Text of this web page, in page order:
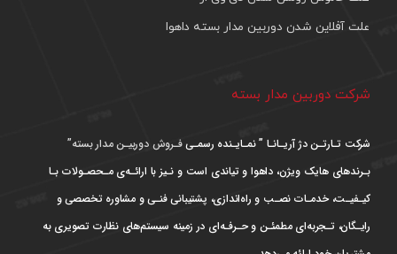
علت آفلاین شدن دوربین مدار بسته داهوا
شرکت دوربین مدار بسته
شرکت تـارتـن دژ آریـانـا ” نمـایـنده رسمـیفـروش دوربیـن مدار بسته”
بـرندهای هایک ویژن، داهوا و تیاندی است و نـیز با ارائـه‌ی مـحصـولات بـا
کیـفیـت، خدمـات نصـب و راه‌اندازی، پشتیبانی فنـی و مشاوره تخصصی و
رایـگان، تـجربه‌ای مطمئـن و حـرفـه‌ای در زمینه سیستم‌های نظارت تصویری به